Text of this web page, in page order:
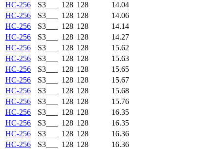
HC-256
S3___ 128 128
14.04
HC-256
S3___ 128 128
14.06
HC-256
S3___ 128 128
14.14
HC-256
S3___ 128 128
14.27
HC-256
S3___ 128 128
15.62
HC-256
S3___ 128 128
15.63
HC-256
S3___ 128 128
15.65
HC-256
S3___ 128 128
15.67
HC-256
S3___ 128 128
15.68
HC-256
S3___ 128 128
15.76
HC-256
S3___ 128 128
16.35
HC-256
S3___ 128 128
16.35
HC-256
S3___ 128 128
16.36
HC-256
S3___ 128 128
16.36